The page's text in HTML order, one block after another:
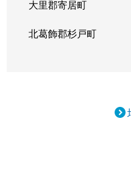
大里郡寄居町
北葛飾郡杉戸町